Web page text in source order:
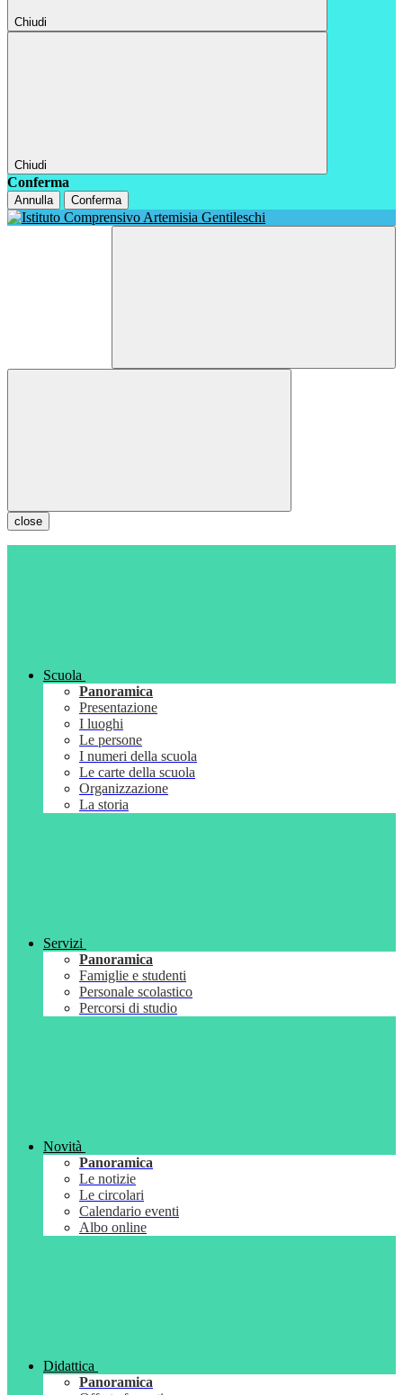
Chiudi
Chiudi
Conferma
Annulla Conferma
close
Scuola
Panoramica
Presentazione
I luoghi
Le persone
I numeri della scuola
Le carte della scuola
Organizzazione
La storia
Servizi
Panoramica
Famiglie e studenti
Personale scolastico
Percorsi di studio
Novità
Panoramica
Le notizie
Le circolari
Calendario eventi
Albo online
Didattica
Panoramica